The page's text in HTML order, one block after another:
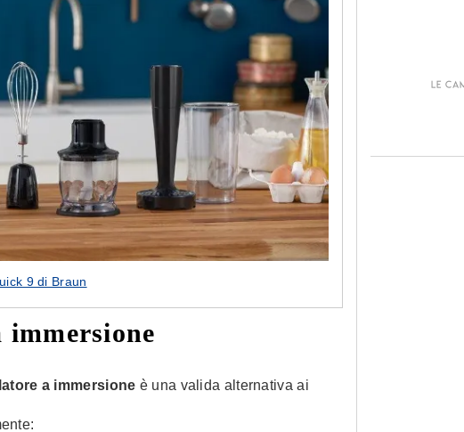
9 di Braun
a immersione è una valida alternativa ai
Le camerette realizzate pensando a te!